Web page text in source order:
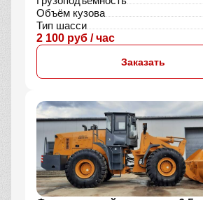
Объём кузова
Тип шасси
2 100 руб / час
Заказать